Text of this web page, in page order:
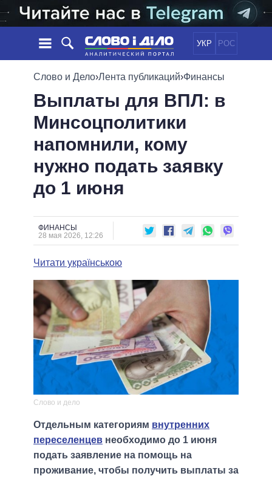
УКР РОС
НОВОСТИ
ЛЕНТА
СОБЫТИЯ
СТАТЬИ
ОБЗОРЫ
ДАЙДЖЕСТЫ
ПОЛИТИКА
ЭКОНОМИКА
ОБЩЕСТВО
ОБЕЩАНИЯ
ПОЛИТИКИ
ПРЕЗИДЕНТ И ОФИС
ВЕРХОВНАЯ РАДА
ГЛАВЫ ОБЛАДМИНИСТРАЦИЙ
МЭРЫ
ВСЕ ПЕРСОНЫ
ИНФОГРАФИКА
ВИДЕО
СРАВНЕНИЕ ПОЛИТИКОВ
Слово и Дело›Лента публикаций›Финансы
Выплаты для ВПЛ: в
Минсоцполитики
напомнили, кому
нужно подать заявку
до 1 июня
ФИНАНСЫ
28 мая 2026, 12:26
Читати українською
Слово и дело
Отдельным категориям внутренних
переселенцев необходимо до 1 июня
подать заявление на помощь на
проживание, чтобы получить выплаты за